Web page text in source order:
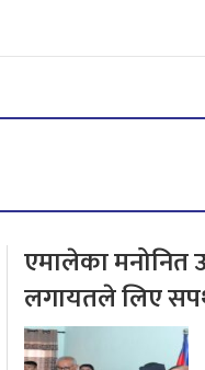
एमालेका मनोनित
लगायतले लिए